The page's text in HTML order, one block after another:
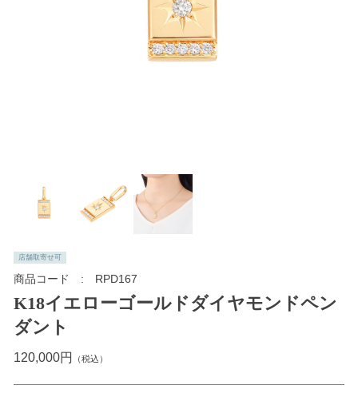
店舗取寄せ可
商品コード RPD167
K18イエローゴールドダイヤモンドペン
ダント
120,000円 （税込）